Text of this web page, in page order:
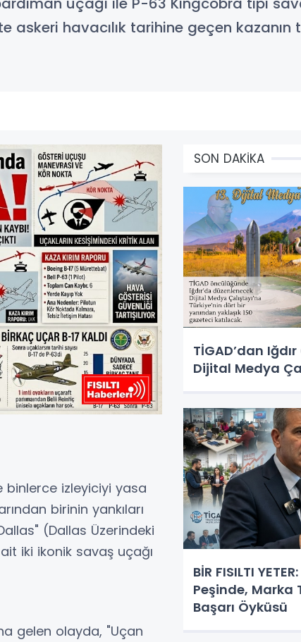
askeri havacılık tarihine geçen kazanın
binlerce izleyiciyi yasa
birinin yankıları
(Dallas Üzerindeki
iki ikonik savaş uçağı
gelen olayda, "Uçan
SON DAKİKA
TİGAD’dan Iğdır
Dijital Medya
BİR FISILTI
Peşinde, Marka
Başarı Öyküsü